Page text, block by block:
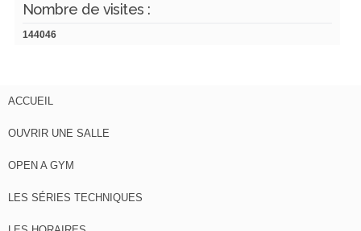
Nombre de visites :
144046
ACCUEIL
OUVRIR UNE SALLE
OPEN A GYM
LES SÉRIES TECHNIQUES